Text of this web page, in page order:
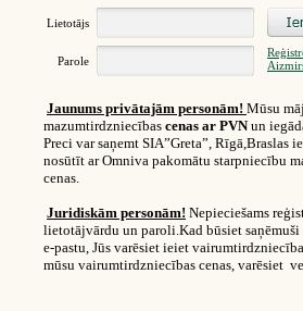
Lietotājs
Parole
Jaunums privātajām personām! Mūsu
mazumtirdzniecības cenas ar PVNun
Preci var saņemt SIA”Greta”, Rīgā,Braslas
nosūtīt ar Omniva pakomātu starpniecību
cenas.
Juridiskām personām! Nepieciešams
lietotājvārdu un paroli.Kad būsiet
e-pastu, Jūs varēsiet ieiet
mūsu vairumtirdzniecības cenas, varēsiet